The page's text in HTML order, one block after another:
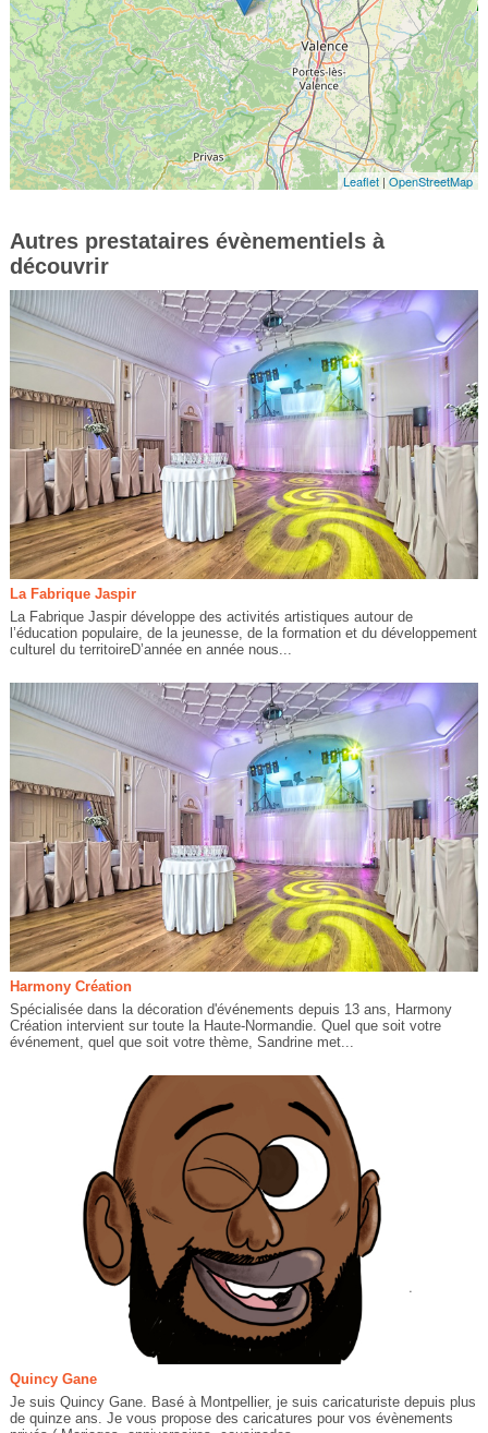
Leaflet |OpenStreetMap
Autres prestataires évènementiels à
découvrir
La Fabrique Jaspir
La Fabrique Jaspir développe des activités artistiques autour de
l’éducation populaire, de la jeunesse, de la formation et du développement
culturel du territoireD’année en année nous...
Harmony Création
Spécialisée dans la décoration d'événements depuis 13 ans, Harmony
Création intervient sur toute la Haute-Normandie. Quel que soit votre
événement, quel que soit votre thème, Sandrine met...
Quincy Gane
Je suis Quincy Gane. Basé à Montpellier, je suis caricaturiste depuis plus
de quinze ans. Je vous propose des caricatures pour vos évènements